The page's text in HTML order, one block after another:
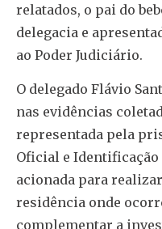
relatados, o pai do
delegacia e
ao Poder Judiciário.
O delegado Flávio
nas evidências
representada pela
Oficial e
acionada para
residência onde
complementar a